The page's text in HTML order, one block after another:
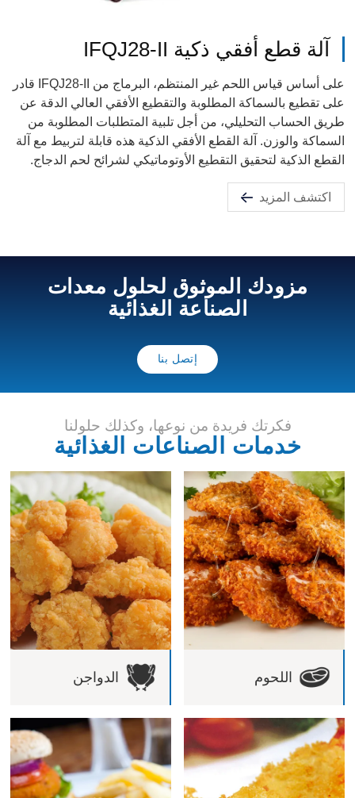
آلة قطع أفقي ذكية IFQJ28-II
على أساس قياس اللحم غير المنتظم، البرماج من IFQJ28-II
قادر
على تقطيع بالسماكة المطلوبة والتقطيع الأفقي العالي الدقة عن
طريق الحساب التحليلي، من أجل تلبية المتطلبات المطلوبة من
السماكة والوزن. آلة القطع الأفقي الذكية هذه قابلة لتربيط مع آلة
القطع الذكية لتحقيق التقطيع الأوتوماتيكي لشرائح لحم الدجاج.
اكتشف المزيد
مزودك الموثوق لحلول معدات
الصناعة الغذائية
إتصل بنا
فكرتك فريدة من نوعها، وكذلك حلولنا
خدمات الصناعات الغذائية
اللحوم الدواجن